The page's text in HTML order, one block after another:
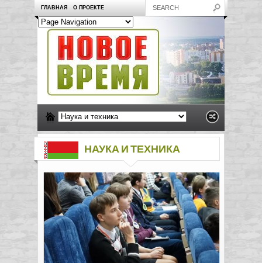
ГЛАВНАЯ О ПРОЕКТЕ
НАУКА И ТЕХНИКА